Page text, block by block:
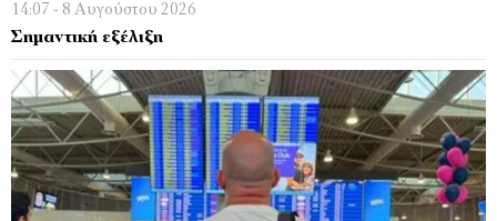
14:07 - 8 Αυγούστου 2026
Σημαντική εξέλιξη